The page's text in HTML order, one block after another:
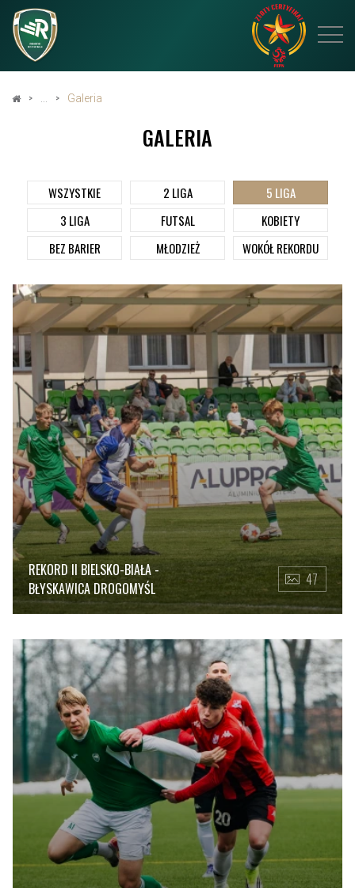
Galeria
GALERIA
WSZYSTKIE 2 LIGA
5 LIGA
3 LIGA
FUTSAL
KOBIETY
BEZ BARIER
MŁODZIEŻ WOKÓŁ REKORDU
REKORD II BIELSKO-BIAŁA -
BŁYSKAWICA DROGOMYŚL
47